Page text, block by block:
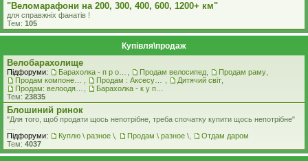
"Веломарафони на 200, 300, 400, 600, 1200+ км"
для справжнiх фанатiв !
Тем: 105
Купівля\продаж
Велобарахолище
Підфоруми: Продам велосипед Продам раму
Дитячий світ
Тем: 23835
Блошиний ринок
"Для того, щоб продати щось непотрібне, треба спочатку купити щось непотрібне"
Підфоруми:
Куплю \ разное \ Продам \ разное \
Отдам даром
Тем: 4037